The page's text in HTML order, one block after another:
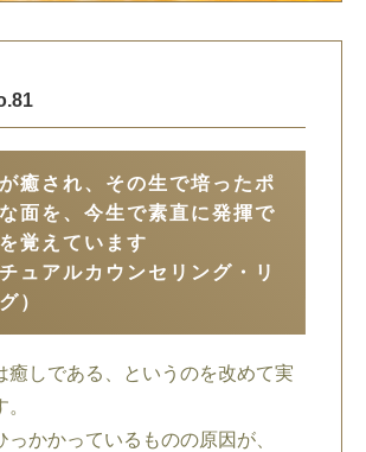
癒され、その生で培ったポ
面を、今生で素直に発揮で
覚えています
チュアルカウンセリング・リ
）
癒しである、というのを改めて実
っかかっているものの原因が、